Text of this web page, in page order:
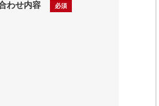
わせ内容 必須